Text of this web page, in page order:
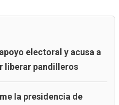
electoral y acusa a
liberar pandilleros
la presidencia de